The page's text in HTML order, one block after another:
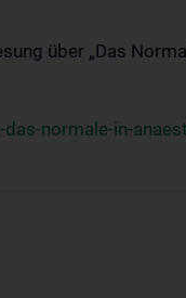
über „Das
normale-in-